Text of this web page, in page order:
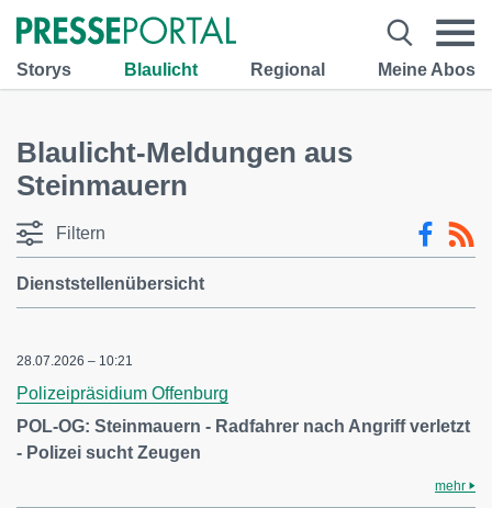
Storys Blaulicht Regional Meine Abos
Blaulicht-Meldungen aus
Steinmauern
Filtern
Dienststellenübersicht
28.07.2026 – 10:21
Polizeipräsidium Offenburg
POL-OG: Steinmauern - Radfahrer nach Angriff verletzt
- Polizei sucht Zeugen
mehr